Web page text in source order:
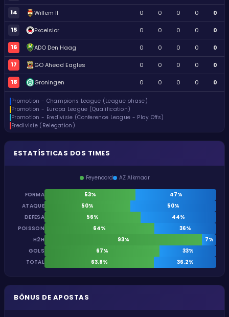
14 Willem II 0 0 0 0 0
15 Excelsior 0 0 0 0 0
16 ADO Den Haag 0 0 0 0 0
17 GO Ahead Eagles 0 0 0 0 0
18 Groningen 0 0 0 0 0
Promotion - Champions League (League phase)
Promotion - Europa League (Qualification)
Promotion - Eredivisie (Conference League - Play Offs)
Eredivisie (Relegation)
ESTATÍSTICAS DOS TIMES
Feyenoord AZ Alkmaar
FORMA 53%
47%
ATAQUE
50%
50%
DEFESA
56%
44%
POISSON
64%
36%
H2H
93%
7%
GOLS
67%
33%
TOTAL
63.8% 36.2%
BÔNUS DE APOSTAS